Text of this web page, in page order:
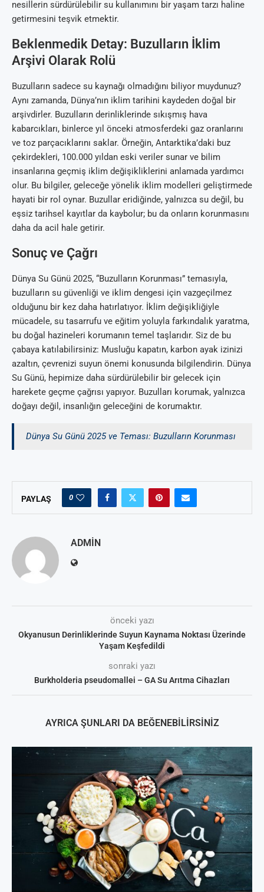
nesillerin sürdürülebilir su kullanımını bir yaşam tarzı haline
getirmesini teşvik etmektir.
Beklenmedik Detay: Buzulların İklim
Arşivi Olarak Rolü
Buzulların sadece su kaynağı olmadığını biliyor muydunuz?
Aynı zamanda, Dünya’nın iklim tarihini kaydeden doğal bir
arşivdirler. Buzulların derinliklerinde sıkışmış hava
kabarcıkları, binlerce yıl önceki atmosferdeki gaz oranlarını
ve toz parçacıklarını saklar. Örneğin, Antarktika’daki buz
çekirdekleri, 100.000 yıldan eski veriler sunar ve bilim
insanlarına geçmiş iklim değişikliklerini anlamada yardımcı
olur. Bu bilgiler, geleceğe yönelik iklim modelleri geliştirmede
hayati bir rol oynar. Buzullar eridiğinde, yalnızca su değil, bu
eşsiz tarihsel kayıtlar da kaybolur; bu da onların korunmasını
daha da acil hale getirir.
Sonuç ve Çağrı
Dünya Su Günü 2025, “Buzulların Korunması” temasıyla,
buzulların su güvenliği ve iklim dengesi için vazgeçilmez
olduğunu bir kez daha hatırlatıyor. İklim değişikliğiyle
mücadele, su tasarrufu ve eğitim yoluyla farkındalık yaratma,
bu doğal hazineleri korumanın temel taşlarıdır. Siz de bu
çabaya katılabilirsiniz: Musluğu kapatın, karbon ayak izinizi
azaltın, çevrenizi suyun önemi konusunda bilgilendirin. Dünya
Su Günü, hepimize daha sürdürülebilir bir gelecek için
harekete geçme çağrısı yapıyor. Buzulları korumak, yalnızca
doğayı değil, insanlığın geleceğini de korumaktır.
Dünya Su Günü 2025 ve Teması: Buzulların Korunması
PAYLAŞ 0
ADMIN
önceki yazı
Okyanusun Derinliklerinde Suyun Kaynama Noktası Üzerinde
Yaşam Keşfedildi
sonraki yazı
Burkholderia pseudomallei – GA Su Arıtma Cihazları
AYRICA ŞUNLARI DA BEĞENEBILIRSINIZ